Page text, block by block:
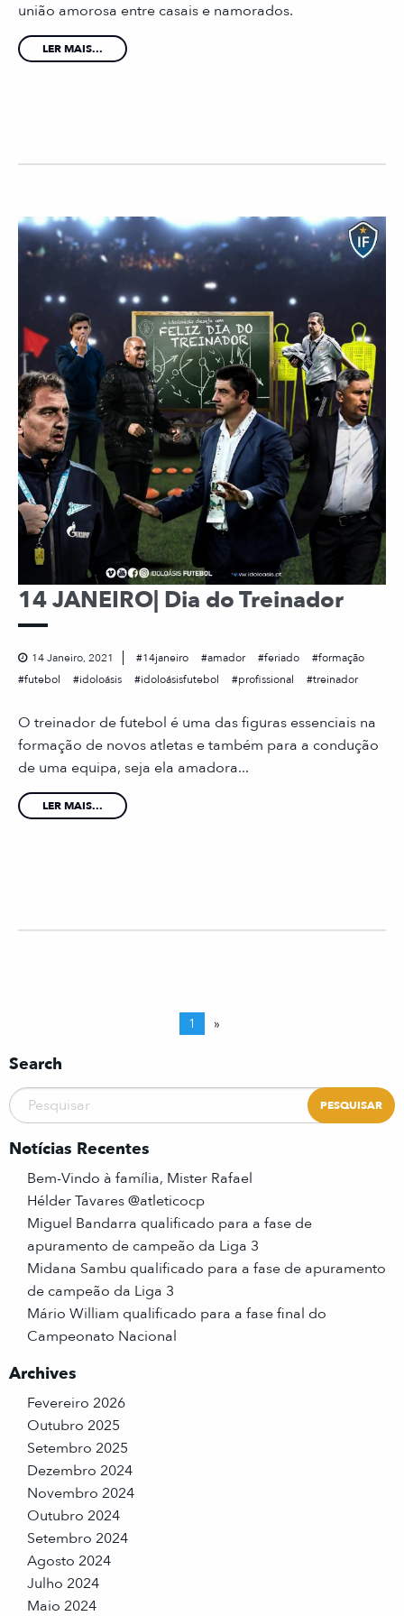
união amorosa entre casais e namorados.
LER MAIS...
14 JANEIRO| Dia do Treinador
14 Janeiro, 2021 14janeiro amador feriado
formação
futebol
idoloásis idoloásisfutebol profissional treinador
O treinador de futebol é uma das figuras essenciais na
formação de novos atletas e também para a condução
de uma equipa, seja ela amadora...
LER MAIS...
1 »
Search
Notícias Recentes
Bem-Vindo à família, Mister Rafael
Hélder Tavares @atleticocp
Miguel Bandarra qualificado para a fase de
apuramento de campeão da Liga 3
Midana Sambu qualificado para a fase de apuramento
de campeão da Liga 3
Mário William qualificado para a fase final do
Campeonato Nacional
Archives
Fevereiro 2026
Outubro 2025
Setembro 2025
Dezembro 2024
Novembro 2024
Outubro 2024
Setembro 2024
Agosto 2024
Julho 2024
Maio 2024